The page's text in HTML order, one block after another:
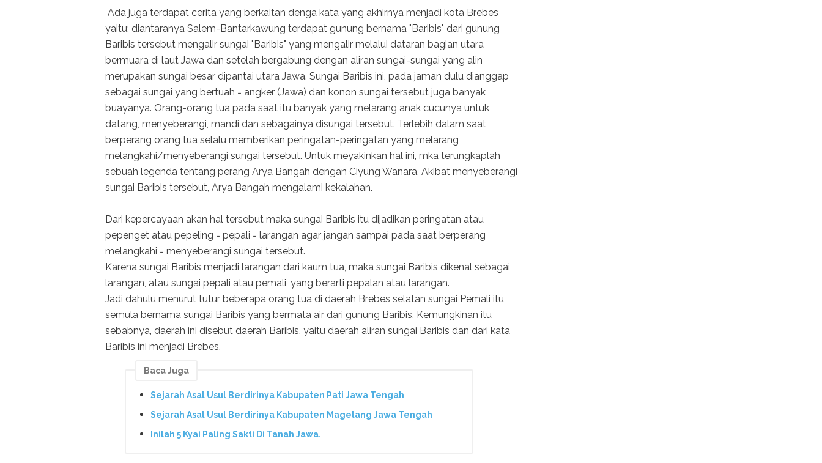
Ada juga terdapat cerita yang berkaitan denga kata yang akhirnya menjadi kota Brebes
yaitu: diantaranya Salem-Bantarkawung terdapat gunung bernama "Baribis" dari gunung
Baribis tersebut mengalir sungai "Baribis" yang mengalir melalui dataran bagian utara
bermuara di laut Jawa dan setelah bergabung dengan aliran sungai-sungai yang alin
merupakan sungai besar dipantai utara Jawa. Sungai Baribis ini, pada jaman dulu dianggap
sebagai sungai yang bertuah = angker (Jawa) dan konon sungai tersebut juga banyak
buayanya. Orang-orang tua pada saat itu banyak yang melarang anak cucunya untuk
datang, menyeberangi, mandi dan sebagainya disungai tersebut. Terlebih dalam saat
berperang orang tua selalu memberikan peringatan-peringatan yang melarang
melangkahi/menyeberangi sungai tersebut. Untuk meyakinkan hal ini, mka terungkaplah
sebuah legenda tentang perang Arya Bangah dengan Ciyung Wanara. Akibat menyeberangi
sungai Baribis tersebut, Arya Bangah mengalami kekalahan.
Dari kepercayaan akan hal tersebut maka sungai Baribis itu dijadikan peringatan atau
pepenget atau pepeling = pepali = larangan agar jangan sampai pada saat berperang
melangkahi = menyeberangi sungai tersebut.
Karena sungai Baribis menjadi larangan dari kaum tua, maka sungai Baribis dikenal sebagai
larangan, atau sungai pepali atau pemali, yang berarti pepalan atau larangan.
Jadi dahulu menurut tutur beberapa orang tua di daerah Brebes selatan sungai Pemali itu
semula bernama sungai Baribis yang bermata air dari gunung Baribis. Kemungkinan itu
sebabnya, daerah ini disebut daerah Baribis, yaitu daerah aliran sungai Baribis dan dari kata
Baribis ini menjadi Brebes.
Baca Juga
Sejarah Asal Usul Berdirinya Kabupaten Pati Jawa Tengah
Sejarah Asal Usul Berdirinya Kabupaten Magelang Jawa Tengah
Inilah 5 Kyai Paling Sakti Di Tanah Jawa.